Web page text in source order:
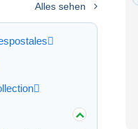
Alles sehen